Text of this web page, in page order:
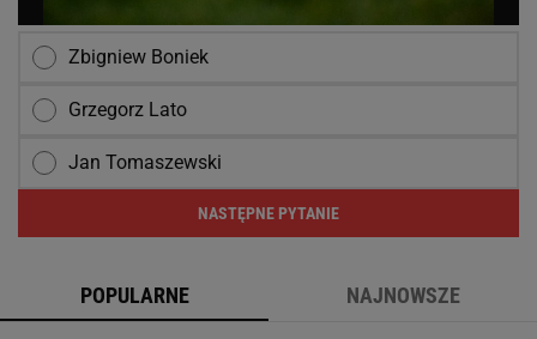
Zbigniew Boniek
Grzegorz Lato
Jan Tomaszewski
NASTĘPNE PYTANIE
POPULARNE NAJNOWSZE